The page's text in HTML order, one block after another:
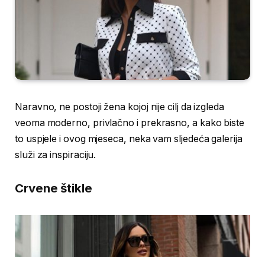
Naravno, ne postoji žena kojoj nije cilj da izgleda
veoma moderno, privlačno i prekrasno, a kako biste
to uspjele i ovog mjeseca, neka vam sljedeća galerija
služi za inspiraciju.
Crvene štikle